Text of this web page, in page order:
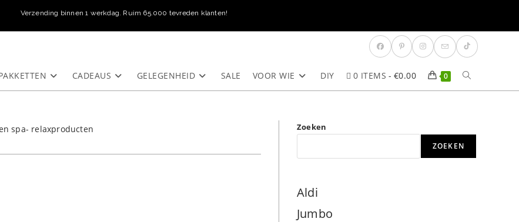
Verzending binnen 1 werkdag. Ruim 65.000 tevreden klanten!
CADEAUS GELEGENHEID SALE VOOR WIE DIY 0 ITEMS €0.00 0 TOGGLE
ZOEKEN
Zoeken
ZOEKEN
Aldi
Jumbo